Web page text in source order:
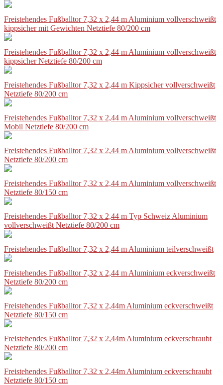
Freistehendes Fußballtor 7,32 x 2,44 m Aluminium vollverschweißt
kippsicher mit Gewichten Netztiefe 80/200 cm
Freistehendes Fußballtor 7,32 x 2,44 m Aluminium vollverschweißt
kippsicher Netztiefe 80/200 cm
Freistehendes Fußballtor 7,32 x 2,44 m Kippsicher vollverschweißt
Netztiefe 80/200 cm
Freistehendes Fußballtor 7,32 x 2,44 m Aluminium vollverschweißt
Mobil Netztiefe 80/200 cm
Freistehendes Fußballtor 7,32 x 2,44 m Aluminium vollverschweißt
Netztiefe 80/200 cm
Freistehendes Fußballtor 7,32 x 2,44 m Aluminium vollverschweißt
Netztiefe 80/150 cm
Freistehendes Fußballtor 7,32 x 2,44 m Typ Schweiz Aluminium
vollverschweißt Netztiefe 80/200 cm
Freistehendes Fußballtor 7,32 x 2,44 m Aluminium teilverschweißt
Freistehendes Fußballtor 7,32 x 2,44 m Aluminium eckverschweißt
Netztiefe 80/200 cm
Freistehendes Fußballtor 7,32 x 2,44m Aluminium eckverschweißt
Netztiefe 80/150 cm
Freistehendes Fußballtor 7,32 x 2,44m Aluminium eckverschraubt
Netztiefe 80/200 cm
Freistehendes Fußballtor 7,32 x 2,44m Aluminium eckverschraubt
Netztiefe 80/150 cm